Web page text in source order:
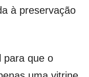
à preservação
para que o